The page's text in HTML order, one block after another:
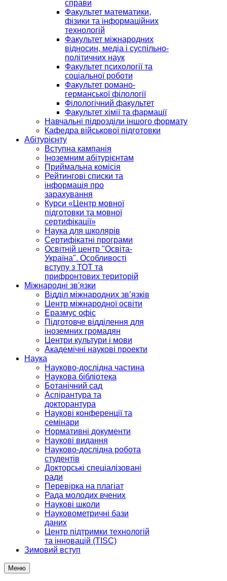
справи
Факультет математики,
фізики та інформаційних
технологій
Факультет міжнародних
відносин, медіа і суспільно-
політичних наук
Факультет психології та
соціальної роботи
Факультет романо-
германської філології
Філологічний факультет
Факультет хімії та фармації
Навчальні підрозділи іншого формату
Кафедра військової підготовки
Абітурієнту
Вступна кампанія
Іноземним абітурієнтам
Приймальна комісія
Рейтингові списки та
інформація про
зарахування
Курси «Центр мовної
підготовки та мовної
сертифікації»
Наука для школярів
Сертифікатні програми
Освітній центр "Освіта-
Україна". Особливості
вступу з ТОТ та
прифронтових територій
Міжнародні зв'язки
Відділ міжнародних зв’язків
Центр міжнародної освіти
Еразмус офіс
Підготовче відділення для
іноземних громадян
Центри культури і мови
Академічні наукові проекти
Наука
Науково-дослідна частина
Наукова бібліотека
Ботанічний сад
Аспірантура та
докторантура
Наукові конференції та
семінари
Нормативні документи
Наукові видання
Науково-дослідна робота
студентів
Докторські спеціалізовані
ради
Перевірка на плагіат
Рада молодих вчених
Наукові школи
Науковометричні бази
даних
Центр підтримки технологій
та інновацій (TISC)
Зимовий вступ
Меню